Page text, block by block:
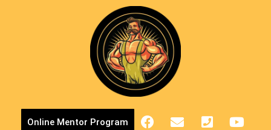
Online Mentor Program